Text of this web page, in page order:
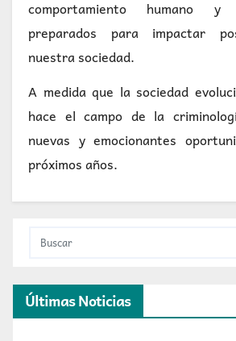
comportamiento humano
preparados para impactar
nuestra sociedad.
A medida que la sociedad
hace el campo de la
nuevas y emocionantes
próximos años.
Últimas Noticias